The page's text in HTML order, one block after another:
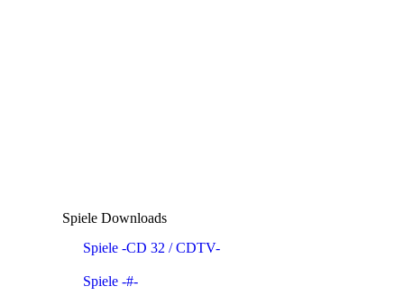
Spiele Downloads
Spiele -CD 32 / CDTV-
Spiele -#-